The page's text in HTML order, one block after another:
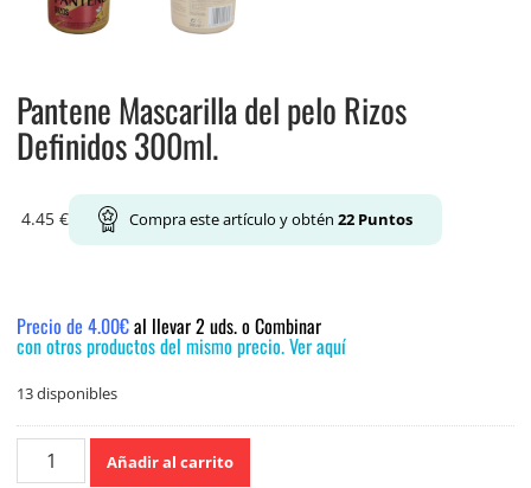
Pantene Mascarilla del pelo Rizos
Definidos 300ml.
4.45 € Compra este artículo y obtén 22Puntos
Precio de 4.00€al llevar 2 uds. o Combinar
con otros productos del mismo precio. Ver aquí
13 disponibles
Pantene
Mascarilla
Añadir al carrito